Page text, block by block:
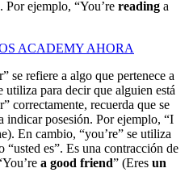
Por ejemplo, “You’re reading a
ACADEMY AHORA
se refiere a algo que pertenece a
utiliza para decir que alguien está
correctamente, recuerda que se
indicar posesión. Por ejemplo, “I
En cambio, “you’re” se utiliza
“usted es”. Es una contracción de
a good friend” (Eres un